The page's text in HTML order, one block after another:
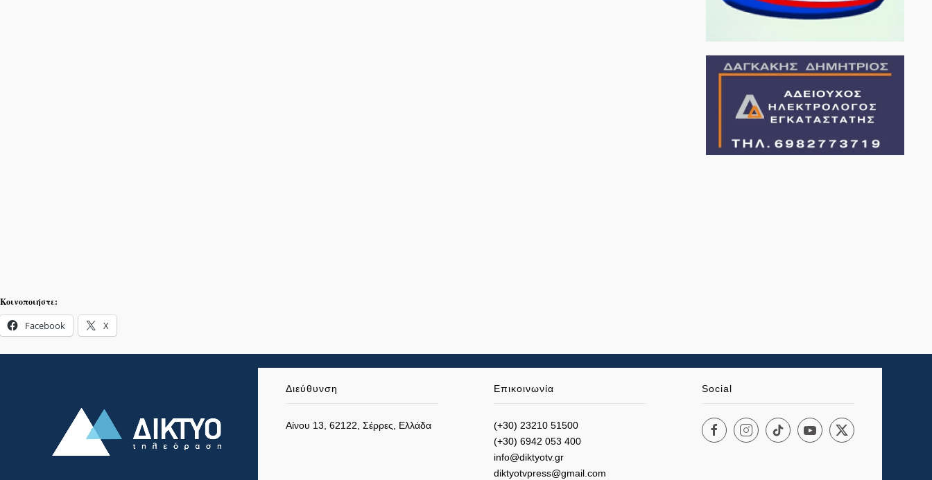
Κοινοποιήστε:
Facebook X
Διεύθυνση
Αίνου 13, 62122, Σέρρες, Ελλάδα
Επικοινωνία
(+30) 23210 51500
(+30) 6942 053 400
info@diktyotv.gr
diktyotvpress@gmail.com
Social